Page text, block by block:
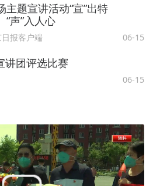
主题宣讲活动“宣”出特
“声”入人心
报客户端 06-15
讲团评选比赛
06-15